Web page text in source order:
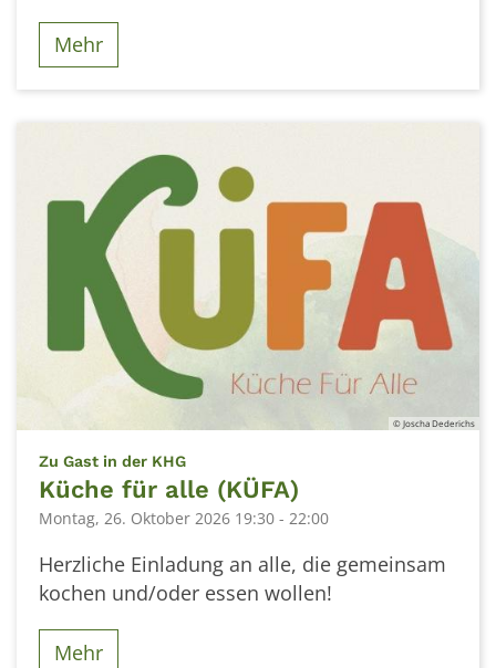
Mehr
© Joscha Dederichs
Zu Gast in der KHG:
Küche für alle (KÜFA)
Montag, 26. Oktober 2026 19:30 - 22:00
Herzliche Einladung an alle, die gemeinsam
kochen und/oder essen wollen!
Mehr